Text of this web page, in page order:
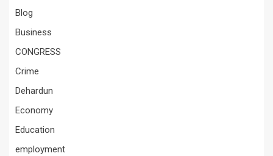
Blog
Business
CONGRESS
Crime
Dehardun
Economy
Education
employment